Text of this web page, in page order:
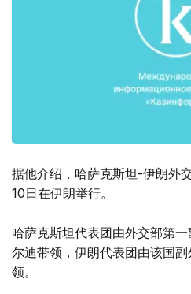
据他介绍，哈萨克斯坦-伊朗外
10日在伊朗举行。
哈萨克斯坦代表团由外交部第
尔迪带领，伊朗代表团由该国
领。